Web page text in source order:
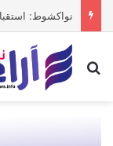
بحث عن